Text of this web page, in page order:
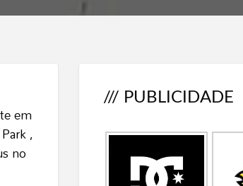
em
,
no
/// PUBLICIDADE